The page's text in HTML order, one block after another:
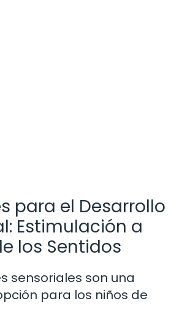
para el Desarrollo
Estimulación a
los Sentidos
sensoriales son una
para los niños de